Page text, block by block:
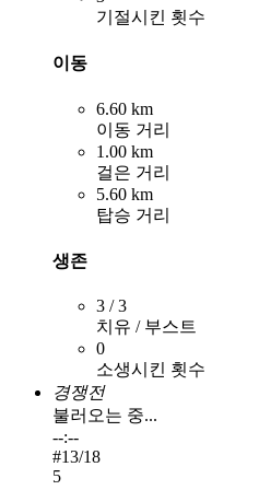
기절시킨 횟수
이동
6.60 km
이동 거리
1.00 km
걸은 거리
5.60 km
탑승 거리
생존
3 / 3
치유 / 부스트
0
소생시킨 횟수
경쟁전
불러오는 중...
--:--
#13/18
5